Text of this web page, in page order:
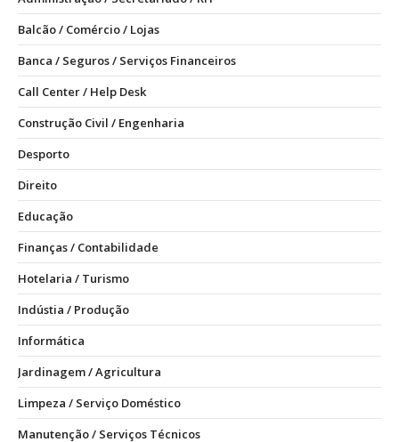
Balcão / Comércio / Lojas
Banca / Seguros / Serviços Financeiros
Call Center / Help Desk
Construção Civil / Engenharia
Desporto
Direito
Educação
Finanças / Contabilidade
Hotelaria / Turismo
Indústia / Produção
Informática
Jardinagem / Agricultura
Limpeza / Serviço Doméstico
Manutenção / Serviços Técnicos